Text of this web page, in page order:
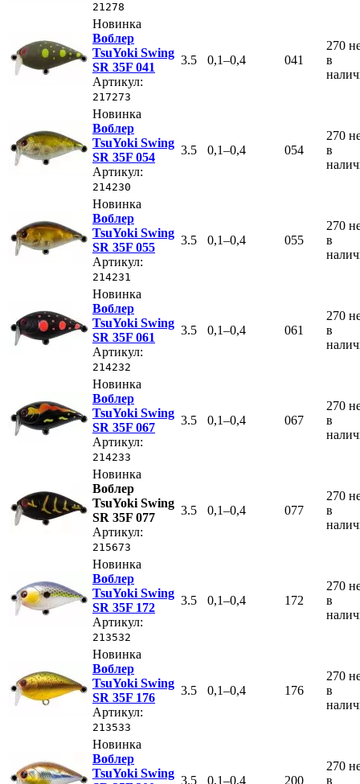
21278
Новинка
Воблер
TsuYoki Swing
SR 35F 041
Артикул:
217273
3.5 0,1–0,4 041
270
в
Новинка
Воблер
TsuYoki Swing
SR 35F 054
Артикул:
214230
3.5 0,1–0,4 054
270
в
Новинка
Воблер
TsuYoki Swing
SR 35F 055
Артикул:
214231
3.5 0,1–0,4 055
270
в
Новинка
Воблер
TsuYoki Swing
SR 35F 061
Артикул:
214232
3.5 0,1–0,4 061
270
в
Новинка
Воблер
TsuYoki Swing
SR 35F 067
Артикул:
214233
3.5 0,1–0,4 067
270
в
Новинка
Воблер
TsuYoki Swing
SR 35F 077
Артикул:
215673
3.5 0,1–0,4 077
270
в
Новинка
Воблер
TsuYoki Swing
SR 35F 172
Артикул:
213532
3.5 0,1–0,4 172
270
в
Новинка
Воблер
TsuYoki Swing
SR 35F 176
Артикул:
213533
3.5 0,1–0,4 176
270
в
Новинка
Воблер
TsuYoki Swing
3.5 0,1–0,4 200
270
в